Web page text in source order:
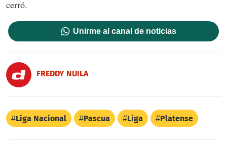
cerró.
Unirme al canal de noticias
FREDDY NUILA
Liga Nacional Pascua Liga Platense